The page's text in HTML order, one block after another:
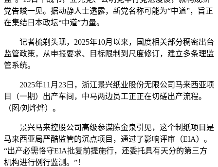
党告竣一见。据动静人士透露，新党名称可能为“中道”，旨正
在集结日本政坛“中道”力量。
记者梳剃头现，2025年10月以来，国度相关部分稠密出台
监管政策，从申报要求、目标限制到尺度修订，建立多条理监
管系统。
2025年11月23日，浙江景兴纸业股份无限公司马来西亚项
目（一期）出产车间，中马两边员工正正在切磋出产流程。
（图/刘烨烨）。
景兴马来控股公司高级参谋陈金泉引见，这个制纸项目是
马来西亚局严酷监管的沉点项目，通过了影响评审（EIA）。
“出产必需恪守EIA批复前提施行，还委托具有天分的第三方
机构进行例行监测。”！